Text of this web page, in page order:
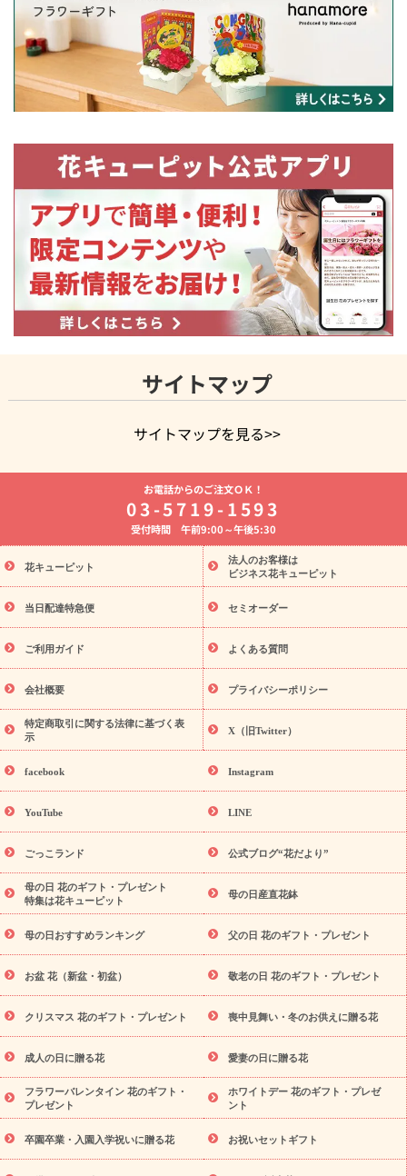
サイトマップ
サイトマップを見る>>
よく贈られる花
お祝いの花特集
誕生日フラワーギフト特集
8月の誕生花(トルコキキョウ)
開店・開業祝い
お供え・お悔やみ お供え・お悔やみの花
通夜・葬儀に贈る花 胡蝶蘭・花鉢
ーブドフラワー
季節のイベント
ひまわり ギフト・プレゼント
特集
お盆 花（新盆・初盆） 季節のイベント
お盆 花（新
盆・初盆）
お盆 花（新盆・初盆）
お盆・お供え 花とセットギ
フト
お盆・お供え プリザーブドフラワー
ひまわり ギフト・プ
レゼント特集
夏の花贈り・お中元・暑中見舞い 花のギフト特集
敬老の日におくる花ギフト・プレゼント特集
花ギフト・プレゼント特集
敬老の日 花のおすすめランキング
敬
老の日 花鉢植えのギフト・プレゼント特集
敬老の日 花とセットギ
フト・プレゼント特集
敬老の日の花 全てのギフト一覧
キャン
ペーン
映画『ウォーターガーディアンズ』コラボキャンペーン
「きょう誕生日なんです」キャンペーン
誕生日の花を探す
誕生日フラワーギフト 誕生日フラワーギフト特集
(トルコキキョウ)
9月の誕生花(リンドウ)
ら探す
お祝いの花特集 当日配達特急便 お祝い商品一覧
念日
結婚祝い 出産祝い 退院祝い・快気祝い
寿祝い
プチギフト ペットのお祝いフラワー
供え・お悔やみ商品一覧
お供え・お悔やみの花
四十九日法要以
降に贈る花
通夜・葬儀に贈る花
お供え お花とセットギフト
お供え プリザーブドフラワー
ペットのお供えフラワー
お盆（新
盆・初盆）
その他 お祝い返し お見舞い
お取り寄せギフト
ビジネス用
ご自宅用 観葉植物 ミディ胡蝶蘭
プリザーブ
ドフラワー
スタイルから探す アレンジメント 花束
スタ
ンド花
お祝い お供え・お悔やみ 胡蝶蘭 胡蝶蘭・花鉢
ディ胡蝶蘭・お祝い
ミディ胡蝶蘭・お供え
世界初の青色胡蝶蘭
観葉植物
観葉植物 産直多肉植物
プリザーブドフラワー
お祝い
お供え・お悔やみ 花とセットギフト
セミオーダー
プチギフト（hanamore -ハナモア-）
花とみどりのeギフト
花キューピットのeGfit
カラー ピンク
イエローオレンジ
お電話からのご注文ＯＫ！
03-5719-1593
受付時間 午前9:00～午後5:30
花キューピット
法人のお客様は
ビジネス花キューピット
当日配達特急便 セミオーダー
ご利用ガイド よくある質問
会社概要 プライバシーポリシー
特定商取引に関する法律に基づく表
示
X（旧Twitter）
facebook Instagram
YouTube LINE
ごっこランド 公式ブログ“花だより”
母の日 花のギフト・プレゼント
特集は花キューピット
母の日産直花鉢
母の日おすすめランキング 父の日 花のギフト・プレゼント
お盆 花（新盆・初盆） 敬老の日 花のギフト・プレゼント
クリスマス 花のギフト・プレゼント 喪中見舞い・冬のお供えに贈る花
成人の日に贈る花 愛妻の日に贈る花
フラワーバレンタイン 花のギフト・
プレゼント
ホワイトデー 花のギフト・プレゼ
ント
卒園卒業・入園入学祝いに贈る花 お祝いセットギフト